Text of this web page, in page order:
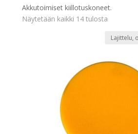
Akkutoimiset kiillotuskoneet.
Näytetään kaikki 14 tulosta